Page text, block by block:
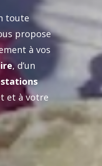
toute
propose
à vos
, d’un
et à votre